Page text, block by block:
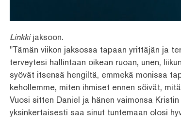
Linkkijaksoon.
"Tämän viikon jaksossa tapaan yrittäjän ja
terveytesi hallintaan oikean ruoan, unen,
syövät itsensä hengiltä, emmekä monissa
kehollemme, miten ihmiset ennen söivät,
Vuosi sitten Daniel ja hänen vaimonsa
yksinkertaisesti saa sinut tuntemaan olosi